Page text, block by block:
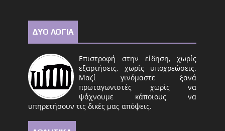
ΔΥΟ ΛΟΓΙΑ
Επιστροφή στην είδηση, χωρίς
εξαρτήσεις, χωρίς υποχρεώσεις.
Μαζί γινόμαστε ξανά
πρωταγωνιστές χωρίς να
ψάχνουμε κάποιους να
υπηρετήσουν τις δικές μας απόψεις.